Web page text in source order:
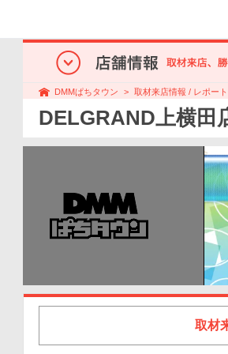
DMMぱちタウン 取材来店情報 / レポート
DELGRAND上横田
取材